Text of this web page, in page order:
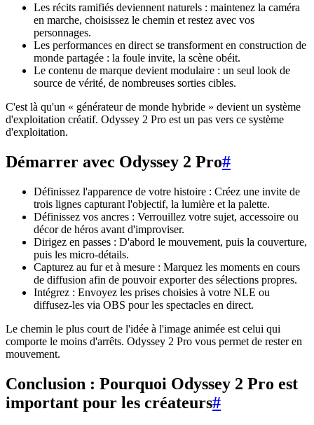
Les récits ramifiés deviennent naturels : maintenez la caméra
en marche, choisissez le chemin et restez avec vos
personnages.
Les performances en direct se transforment en construction de
monde partagée : la foule invite, la scène obéit.
Le contenu de marque devient modulaire : un seul look de
source de vérité, de nombreuses sorties cibles.
C'est là qu'un « générateur de monde hybride » devient un système
d'exploitation créatif. Odyssey 2 Pro est un pas vers ce système
d'exploitation.
Démarrer avec Odyssey 2 Pro#
Définissez l'apparence de votre histoire : Créez une invite de
trois lignes capturant l'objectif, la lumière et la palette.
Définissez vos ancres : Verrouillez votre sujet, accessoire ou
décor de héros avant d'improviser.
Dirigez en passes : D'abord le mouvement, puis la couverture,
puis les micro-détails.
Capturez au fur et à mesure : Marquez les moments en cours
de diffusion afin de pouvoir exporter des sélections propres.
Intégrez : Envoyez les prises choisies à votre NLE ou
diffusez-les via OBS pour les spectacles en direct.
Le chemin le plus court de l'idée à l'image animée est celui qui
comporte le moins d'arrêts. Odyssey 2 Pro vous permet de rester en
mouvement.
Conclusion : Pourquoi Odyssey 2 Pro est
important pour les créateurs#